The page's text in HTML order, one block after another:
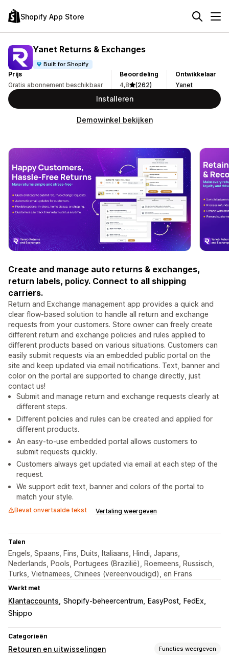
Shopify App Store
Yanet Returns & Exchanges
Built for Shopify
Prijs
Gratis abonnement beschikbaar
Beoordeling
4,8
(262)
Ontwikkelaar
Yanet
Installeren
Demowinkel bekijken
Create and manage auto returns & exchanges,
return labels, policy. Connect to all shipping
carriers.
Return and Exchange management app provides a quick and
clear flow-based solution to handle all return and exchange
requests from your customers. Store owner can freely create
different return and exchange policies and rules applied to
different products based on various situations. Customers can
easily submit requests via an embedded public portal on the
site and keep updated via email notifications. Text, banner and
color on the portal are supported to change directly, just
contact us!
Submit and manage return and exchange requests clearly at
different steps.
Different policies and rules can be created and applied for
different products.
An easy-to-use embedded portal allows customers to
submit requests quickly.
Customers always get updated via email at each step of the
request.
We support edit text, banner and colors of the portal to
match your style.
Bevat onvertaalde tekst Vertaling weergeven
Talen
Engels, Spaans, Fins, Duits, Italiaans, Hindi, Japans,
Nederlands, Pools, Portugees (Brazilië), Roemeens, Russisch,
Turks, Vietnamees, Chinees (vereenvoudigd), en Frans
Werkt met
Klantaccounts Shopify-beheercentrum EasyPost
FedEx
Shippo
Categorieën
Retouren en uitwisselingen Functies weergeven